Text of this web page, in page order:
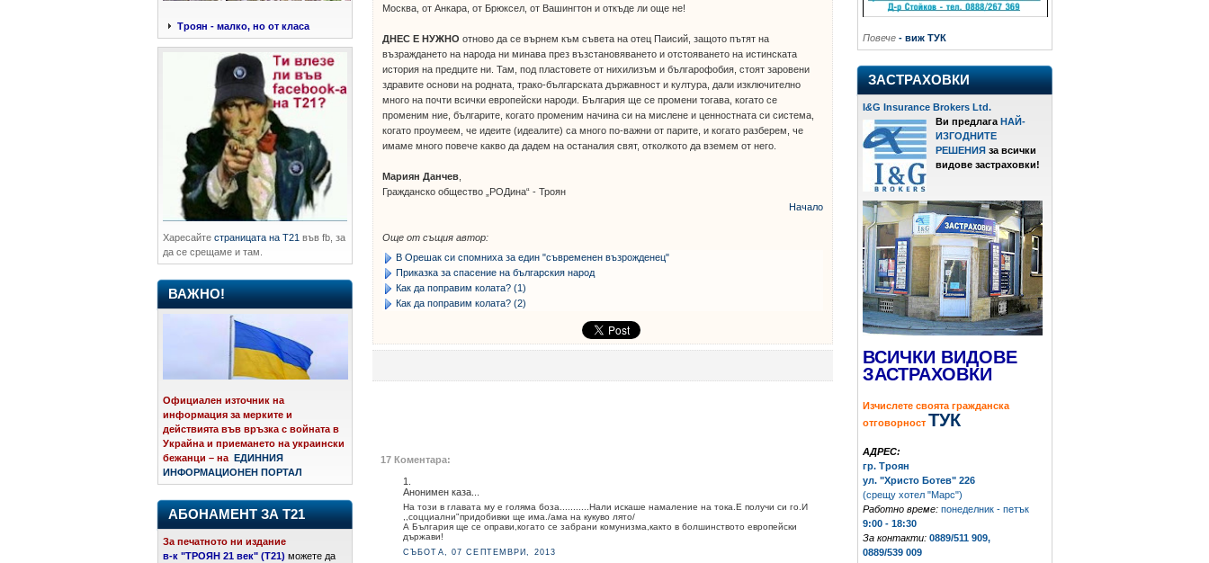
Троян - малко, но от класа
Харесайте страницата на Т21 във fb, за
да се срещаме и там.
ВАЖНО!
Официален източник на
информация за мерките и
действията във връзка с войната в
Украйна и приемането на украински
бежанци – на
ЕДИННИЯ
ИНФОРМАЦИОНЕН ПОРТАЛ
АБОНАМЕНТ ЗА Т21
За печатното ни издание
в-к "ТРОЯН 21 век" (Т21) можете да
Москва, от Анкара, от Брюксел, от Вашингтон и откъде ли още не!
ДНЕС Е НУЖНО отново да се върнем към съвета на отец Паисий, защото пътят на
възраждането на народа ни минава през възстановяването и отстояването на истинската
история на предците ни. Там, под пластовете от нихилизъм и българофобия, стоят заровени
здравите основи на родната, трако-българската държавност и култура, дали изключително
много на почти всички европейски народи. България ще се промени тогава, когато се
променим ние, българите, когато променим начина си на мислене и ценностната си система,
когато проумеем, че идеите (идеалите) са много по-важни от парите, и когато разберем, че
имаме много повече какво да дадем на останалия свят, отколкото да вземем от него.
Мариян Данчев
Гражданско общество „РОДина“ - Троян
Начало
Още от същия автор:
В Орешак си спомниха за един "съвременен възрожденец"
Приказка за спасение на българския народ
Как да поправим колата? (1)
Как да поправим колата? (2)
17 Коментара:
1.
Анонимен каза...
На този в главата му е голяма боза...........Нали искаше намаление на тока.Е получи си го.И
,,соцциални"придобивки ще има./ама на кукуво лято/
А България ще се оправи,когато се забрани комунизма,както в болшинството европейски
държави!
СЪБОТА, 07 СЕПТЕМВРИ, 2013
Повече - виж ТУК
ЗАСТРАХОВКИ
I&G Insurance Brokers Ltd.
Ви предлага НАЙ-
ИЗГОДНИТЕ
РЕШЕНИЯ за всички
видове застраховки!
ВСИЧКИ ВИДОВЕ
ЗАСТРАХОВКИ
Изчислете своята гражданска
отговорност ТУК
АДРЕС:
гр. Троян
ул. "Христо Ботев" 226
(срещу хотел "Марс")
Работно време: понеделник - петък
9:00 - 18:30
За контакти: 0889/511 909,
0889/539 009